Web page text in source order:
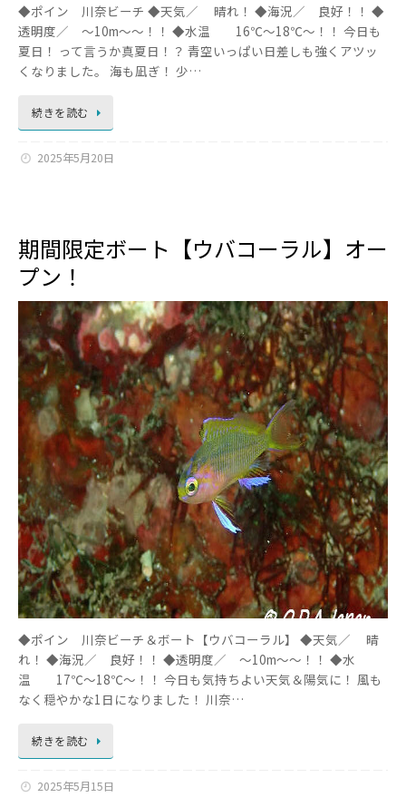
◆ポイン 川奈ビーチ ◆天気／ 晴れ！ ◆海況／ 良好！！ ◆
透明度／ ～10m～～！！ ◆水温 16℃～18℃～！！ 今日も
夏日！ って言うか真夏日！？ 青空いっぱい日差しも強くアツッ
くなりました。 海も凪ぎ！ 少…
続きを読む
2025年5月20日
期間限定ボート【ウバコーラル】オー
プン！
◆ポイン 川奈ビーチ＆ボート【ウバコーラル】 ◆天気／ 晴
れ！ ◆海況／ 良好！！ ◆透明度／ ～10m～～！！ ◆水
温 17℃～18℃～！！ 今日も気持ちよい天気＆陽気に！ 風も
なく穏やかな1日になりました！ 川奈…
続きを読む
2025年5月15日